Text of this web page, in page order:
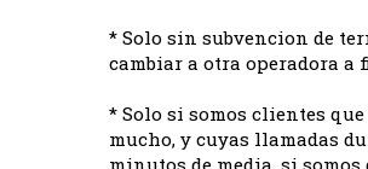
* Solo sin subvencion de
cambiar a otra operadora a
* Solo si somos clientes
mucho, y cuyas llamadas
minutos de media, si somos